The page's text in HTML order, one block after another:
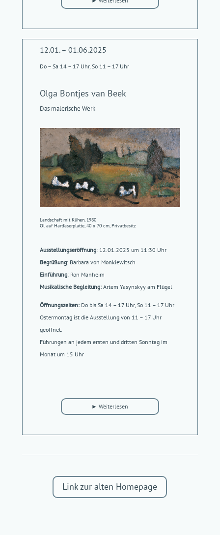
12.01. – 01.06.2025
Do – Sa 14 – 17 Uhr, So 11 – 17 Uhr
Olga Bontjes van Beek
Das malerische Werk
Landschaft mit Kühen, 1980
Öl auf Hartfaserplatte, 40 x 70 cm, Privatbesitz
Ausstellungseröffnung: 12.01.2025 um 11:30 Uhr
Begrüßung: Barbara von Monkiewitsch
Einführung: Ron Manheim
Musikalische Begleitung:Artem Yasynskyy am Flügel
Öffnungszeiten: Do bis Sa 14 – 17 Uhr, So 11 – 17 Uhr
Ostermontag ist die Ausstellung von 11 – 17 Uhr
geöffnet.
Führungen an jedem ersten und dritten Sonntag im
Monat um 15 Uhr
Link zur alten Homepage